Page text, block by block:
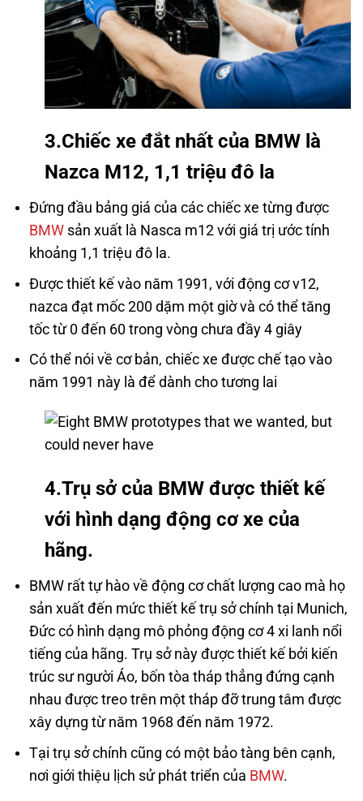
3.Chiếc xe đắt nhất của BMW là
Nazca M12, 1,1 triệu đô la
Đứng đầu bảng giá của các chiếc xe từng được
BMWsản xuất là Nasca m12 với giá trị ước tính
khoảng 1,1 triệu đô la.
Được thiết kế vào năm 1991, với động cơ v12,
nazca đạt mốc 200 dặm một giờ và có thể tăng
tốc từ 0 đến 60 trong vòng chưa đầy 4 giây
Có thể nói về cơ bản, chiếc xe được chế tạo vào
năm 1991 này là để dành cho tương lai
4.Trụ sở của BMW được thiết kế
với hình dạng động cơ xe của
hãng.
BMW rất tự hào về động cơ chất lượng cao mà họ
sản xuất đến mức thiết kế trụ sở chính tại Munich,
Đức có hình dạng mô phỏng động cơ 4 xi lanh nổi
tiếng của hãng. Trụ sở này được thiết kế bởi kiến ​​
trúc sư người Áo, bốn tòa tháp thẳng đứng cạnh
nhau được treo trên một tháp đỡ trung tâm được
xây dựng từ năm 1968 đến năm 1972.
Tại trụ sở chính cũng có một bảo tàng bên cạnh,
nơi giới thiệu lịch sử phát triển của BMW.